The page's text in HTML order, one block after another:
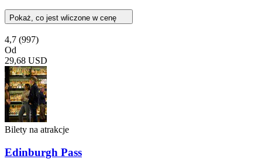
Pokaż, co jest wliczone w cenę
4,7 (997)
Od
29,68 USD
Bilety na atrakcje
Edinburgh Pass